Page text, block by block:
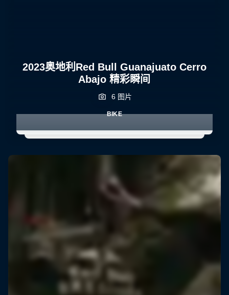
2023奥地利Red Bull Guanajuato Cerro
Abajo 精彩瞬间
6 图片
BIKE